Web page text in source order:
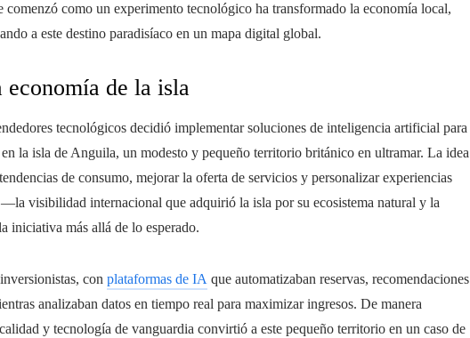
comenzó como un experimento tecnológico ha transformado la economía local,
a este destino paradisíaco en un mapa digital global.
de la isla
tecnológicos decidió implementar soluciones de inteligencia artificial para
la isla de Anguila, un modesto y pequeño territorio británico en ultramar. La idea
de consumo, mejorar la oferta de servicios y personalizar experiencias
visibilidad internacional que adquirió la isla por su ecosistema natural y la
más allá de lo esperado.
con plataformas de IA que automatizaban reservas, recomendaciones
analizaban datos en tiempo real para maximizar ingresos. De manera
y tecnología de vanguardia convirtió a este pequeño territorio en un caso de